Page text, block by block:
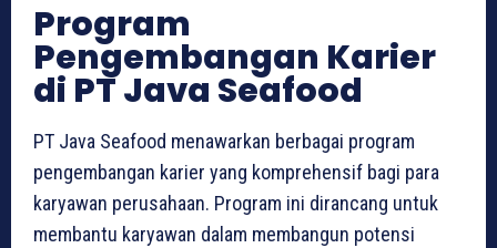
Program
Pengembangan Karier
di PT Java Seafood
PT Java Seafood menawarkan berbagai program
pengembangan karier yang komprehensif bagi para
karyawan perusahaan. Program ini dirancang untuk
membantu karyawan dalam membangun potensi